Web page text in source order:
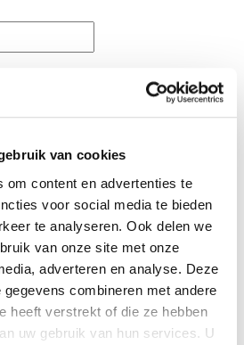
van cookies
om content en advertenties te
voor social media te bieden
te analyseren. Ook delen we
van onze site met onze
adverteren en analyse. Deze
combineren met andere
heeft verstrekt of die ze hebben
uw gebruik van hun services. U
hoogte gehouden wil worden.
meer video's